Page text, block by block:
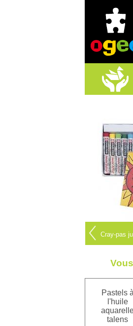
Pastels
l'huile
talens